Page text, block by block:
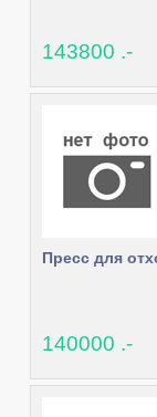
143800 .-
Пресс для
140000 .-